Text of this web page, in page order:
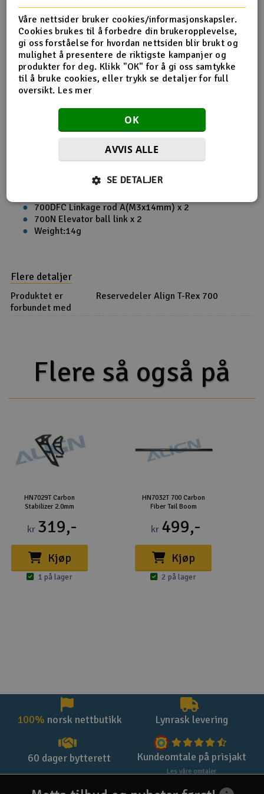
Produktinfo Tips en venn Anmeldelser
Produktinformasjon
Suitable for T-REX 700DFC.(H70089A) .6061-T6 Aluminum
alloy material and CNC processed.
700DFC Main rotor grip arm integrated control link x
700DFC Collar x 2
700DFC Linkage rod A(M3x14mm) x 2
700N Elevator ball link x 2
Weight:14g
Flere detaljer
Produktet er
forbundet med
Reservedeler Align T-Rex 700
Flere så også på
HN7029T Carbon
Stabilizer 2.0mm
kr 319,-
Kjøp
1 på lager
HN7032T 700 Carbon
Fiber Tail Boom
kr 499,-
Kjøp
2 på lager
100% norsk nettbutikk Lynrask levering
60 dager bytterett Kundeomtale på prisjakt
Les våre omtaler
Våre nettsider bruker cookies/informasjonskapsler.
Cookies brukes til å forbedre din brukeropplevelse,
gi oss forståelse for hvordan nettsiden blir brukt og
mulighet å presentere de riktigste kampanjer og
produkter for deg. Klikk "OK" for å gi oss samtykke
til å bruke cookies, eller trykk se detaljer for full
oversikt. Les mer
OK
AVVIS ALLE
SE DETALJER